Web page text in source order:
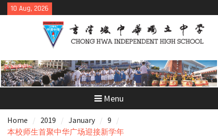
Skip
to
10 Aug, 2026
Menu
Home 2019 January
9
本校师生首聚中华广场迎接新学年